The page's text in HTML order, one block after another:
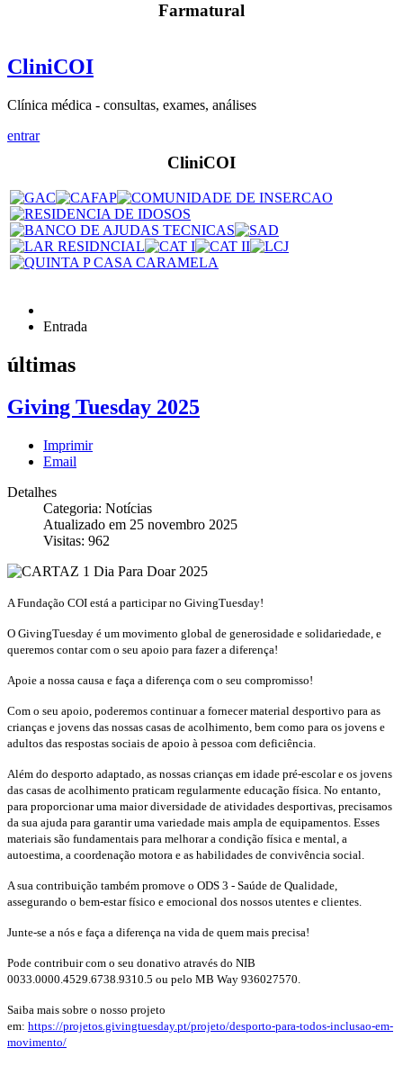
Farmatural
CliniCOI
Clínica médica - consultas, exames, análises
entrar
CliniCOI
Entrada
últimas
Giving Tuesday 2025
Imprimir
Email
Detalhes
Categoria: Notícias
Atualizado em 25 novembro 2025
Visitas: 962
A Fundação COI está a participar no GivingTuesday!
O GivingTuesday é um movimento global de generosidade e solidariedade, e
queremos contar com o seu apoio para fazer a diferença!
Apoie a nossa causa e faça a diferença com o seu compromisso!
Com o seu apoio, poderemos continuar a fornecer material desportivo para as
crianças e jovens das nossas casas de acolhimento, bem como para os jovens e
adultos das respostas sociais de apoio à pessoa com deficiência.
Além do desporto adaptado, as nossas crianças em idade pré-escolar e os jovens
das casas de acolhimento praticam regularmente educação física. No entanto,
para proporcionar uma maior diversidade de atividades desportivas, precisamos
da sua ajuda para garantir uma variedade mais ampla de equipamentos. Esses
materiais são fundamentais para melhorar a condição física e mental, a
autoestima, a coordenação motora e as habilidades de convivência social.
A sua contribuição também promove o ODS 3 - Saúde de Qualidade,
assegurando o bem-estar físico e emocional dos nossos utentes e clientes.
Junte-se a nós e faça a diferença na vida de quem mais precisa!
Pode contribuir com o seu donativo através do NIB
0033.0000.4529.6738.9310.5 ou pelo MB Way 936027570.
Saiba mais sobre o nosso projeto
em: https://projetos.givingtuesday.pt/projeto/desporto-para-todos-inclusao-em-
movimento/